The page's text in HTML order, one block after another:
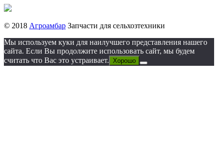
© 2018 Агроамбар Запчасти для сельхозтехники
Мы используем куки для наилучшего представления нашего
сайта. Если Вы продолжите использовать сайт, мы будем
считать что Вас это устраивает. Хорошо